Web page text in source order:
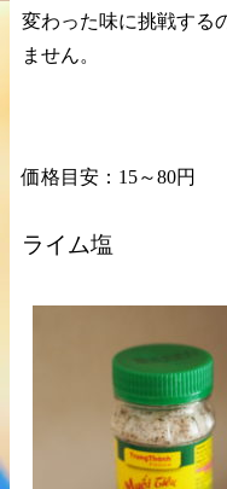
変わった味に挑戦する
ません。
価格目安：15～80円
ライム塩